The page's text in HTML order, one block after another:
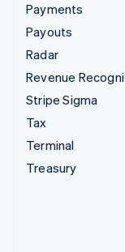
Payments
Payouts
Radar
Revenue
Stripe Sigma
Tax
Terminal
Treasury